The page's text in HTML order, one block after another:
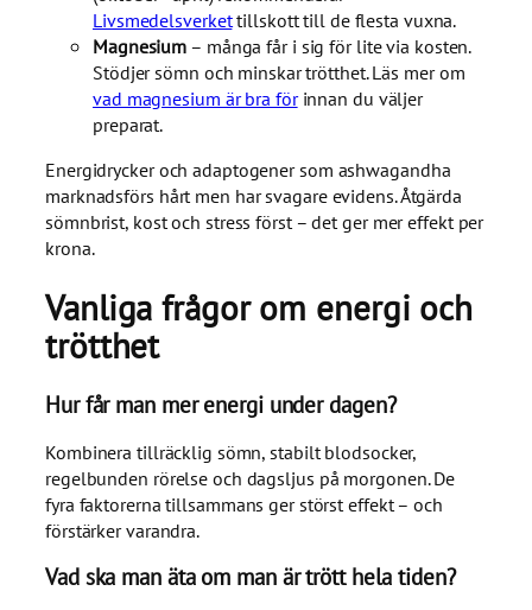
Livsmedelsverkettillskott till de flesta vuxna.
Magnesium– många får i sig för lite via kosten.
Stödjer sömn och minskar trötthet. Läs mer om
vad magnesium är bra förinnan du väljer
preparat.
Energidrycker och adaptogener som ashwagandha
marknadsförs hårt men har svagare evidens. Åtgärda
sömnbrist, kost och stress först – det ger mer effekt per
krona.
Vanliga frågor om energi och
trötthet
Hur får man mer energi under dagen?
Kombinera tillräcklig sömn, stabilt blodsocker,
regelbunden rörelse och dagsljus på morgonen. De
fyra faktorerna tillsammans ger störst effekt – och
förstärker varandra.
Vad ska man äta om man är trött hela tiden?